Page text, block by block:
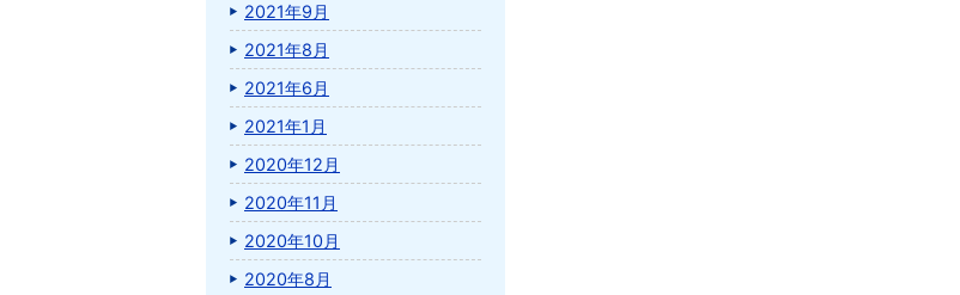
2021年9月
2021年8月
2021年6月
2021年1月
2020年12月
2020年11月
2020年10月
2020年8月